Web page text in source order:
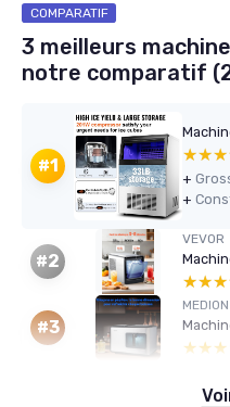
COMPARATIF
3 meilleurs
notre comparatif
#1
+
+
#2
VEVOR
#3
MEDION